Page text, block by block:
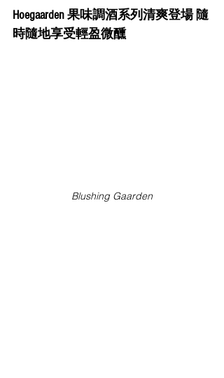
Hoegaarden 果味調酒系列清爽登場 隨
時隨地享受輕盈微醺
Blushing Gaarden